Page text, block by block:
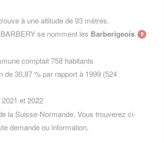
à une altitude de 93 mètres.
se nomment les Barberigeois.
comptait 758 habitants
de 30,87 % par rapport à 1999 (524
et 2022
la Suisse-Normande. Vous trouverez ci-
demande ou information.